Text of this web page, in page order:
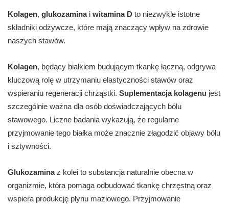
Kolagen, glukozaminai witamina D to niezwykle istotne
składniki odżywcze, które mają znaczący wpływ na zdrowie
naszych stawów.
Kolagen, będący białkiem budującym tkankę łączną, odgrywa
kluczową rolę w utrzymaniu elastyczności stawów oraz
wspieraniu regeneracji chrząstki. Suplementacja kolagenu jest
szczególnie ważna dla osób doświadczających bólu
stawowego. Liczne badania wykazują, że regularne
przyjmowanie tego białka może znacznie złagodzić objawy bólu
i sztywności.
Glukozaminaz kolei to substancja naturalnie obecna w
organizmie, która pomaga odbudować tkankę chrzęstną oraz
wspiera produkcję płynu maziowego. Przyjmowanie